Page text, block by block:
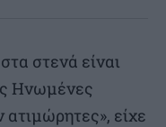
στενά είναι
Ηνωμένες
ατιμώρητες», είχε